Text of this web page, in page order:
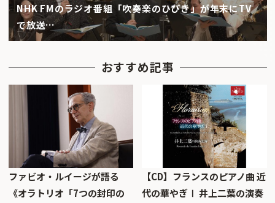
NHK FMのラジオ番組「吹奏楽のひびき」が年末にTV
で放送…
おすすめ記事
ファビオ・ルイージが語る
《オラトリオ「7つの封印の
【CD】フランスのピアノ曲 近
代の華やぎⅠ 井上二葉の演奏